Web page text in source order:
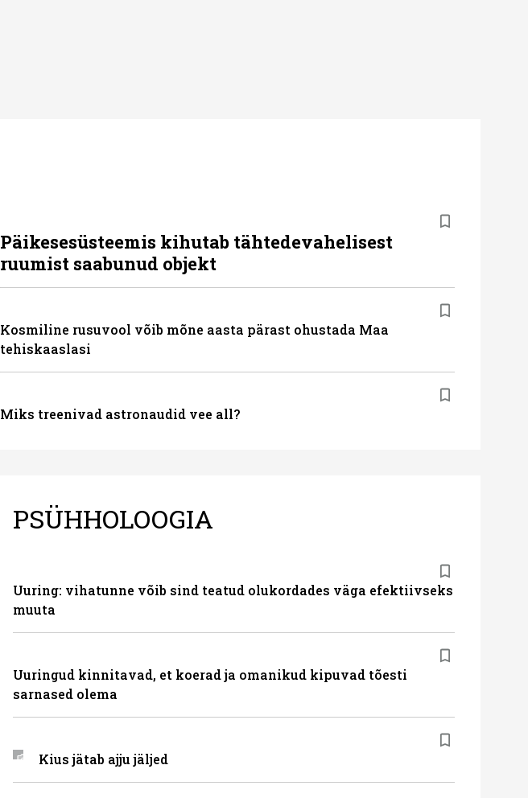
Päikesesüsteemis kihutab tähtedevahelisest
ruumist saabunud objekt
Kosmiline rusuvool võib mõne aasta pärast ohustada Maa
tehiskaaslasi
Miks treenivad astronaudid vee all?
PSÜHHOLOOGIA
Uuring: vihatunne võib sind teatud olukordades väga efektiivseks
muuta
Uuringud kinnitavad, et koerad ja omanikud kipuvad tõesti
sarnased olema
Kius jätab ajju jäljed